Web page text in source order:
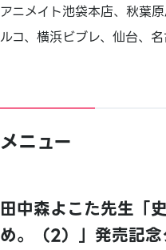
アニメイト池袋本店、秋葉
ルコ、横浜ビブレ、仙台、
メニュー
田中森よこた先生「
め。（2）」発売記